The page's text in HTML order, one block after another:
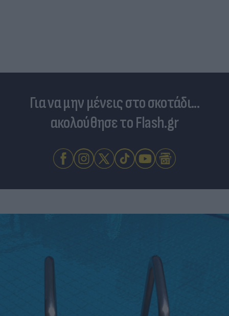
Για να μην μένεις στο σκοτάδι...
ακολούθησε το Flash.gr